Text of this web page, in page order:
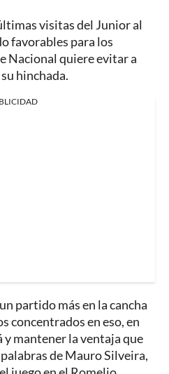
visitas del Junior al
favorables para los
Nacional quiere evitar a
hinchada.
partido más en la cancha
concentrados en eso, en
mantener la ventaja que
de Mauro Silveira,